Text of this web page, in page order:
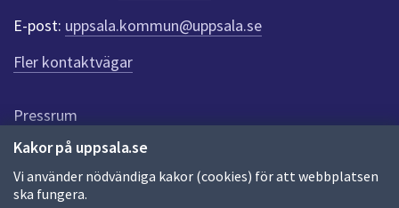
Kakor på uppsala.se
Vi använder nödvändiga kakor (cookies) för att webbplatsen
ska fungera.
E-post: uppsala.kommun@uppsala.se
Fler kontaktvägar
Pressrum
Nyheter och pressmeddelanden